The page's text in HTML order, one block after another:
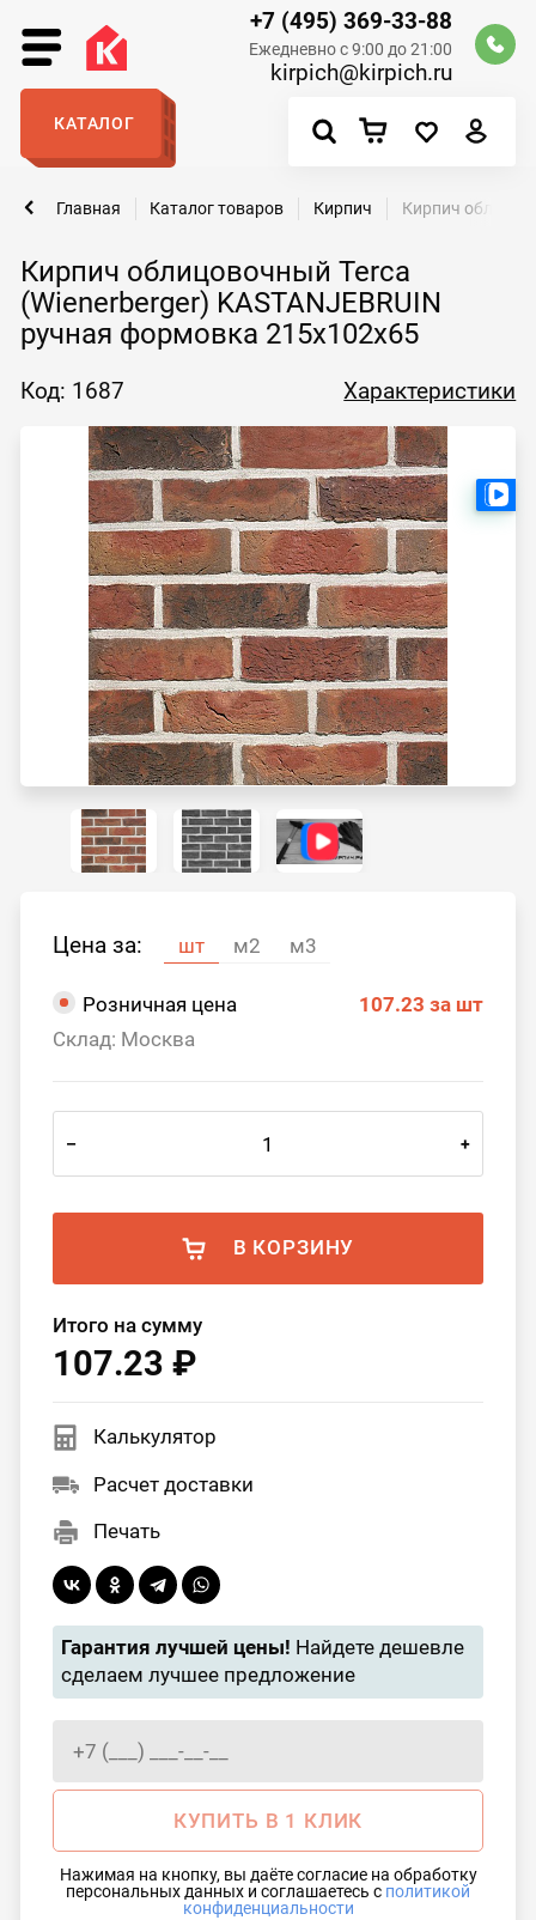
+7 (495) 369-33-88
Ежедневно с 9:00 до 21:00
kirpich@kirpich.ru
КАТАЛОГ
Кирпич облицовочный Terca
(Wienerberger) KASTANJEBRUIN
ручная формовка 215х102х65
Главная Каталог товаров Кирпич Кирпич
Код: 1687 Характеристики
Цена за: шт м2 м3
Розничная цена 107.23 за шт
Склад: Москва
– +
В КОРЗИНУ
Итого на сумму
107.23 ₽
Калькулятор
Расчет доставки
Печать
Гарантия лучшей цены! Найдете дешевле
сделаем лучшее предложение
КУПИТЬ В 1 КЛИК
Нажимая на кнопку, вы даёте согласие на обработку
персональных данных и соглашаетесь с политикой
конфиденциальности